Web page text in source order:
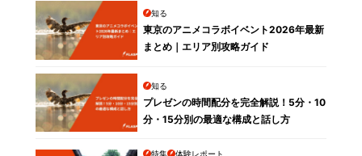
知る
東京のアニメコラボイベント2026年最新
まとめ｜エリア別攻略ガイド
知る
プレゼンの時間配分を完全解説！5分・10
分・15分別の最適な構成と話し方
特集 体験レポート